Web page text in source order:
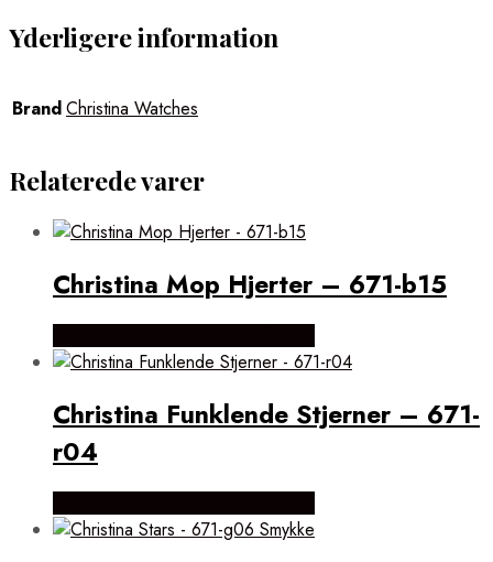
Yderligere information
BrandChristina Watches
Relaterede varer
Christina Mop Hjerter – 671-b15
Christina Funklende Stjerner – 671-
r04